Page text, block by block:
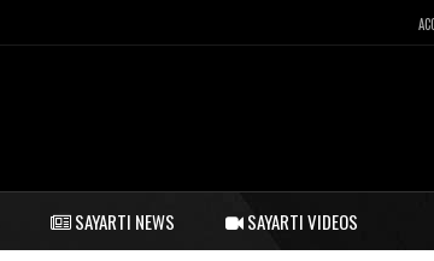
SAYARTI NEWS SAYARTI VIDEOS